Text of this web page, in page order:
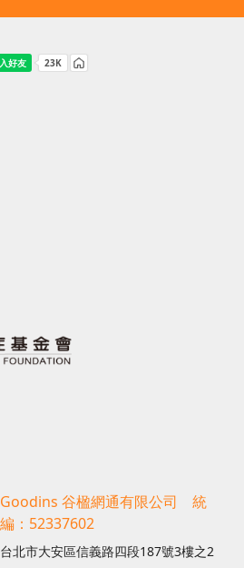
Goodins 谷楹網通有限公司 統
編：52337602
台北市大安區信義路四段187號3樓之2